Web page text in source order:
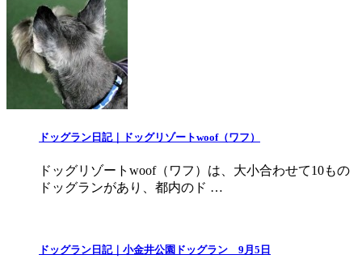
ドッグラン日記｜ドッグリゾートwoof（ワフ）
ドッグリゾートwoof（ワフ）は、大小合わせて10もの
ドッグランがあり、都内のド …
ドッグラン日記｜小金井公園ドッグラン 9月5日